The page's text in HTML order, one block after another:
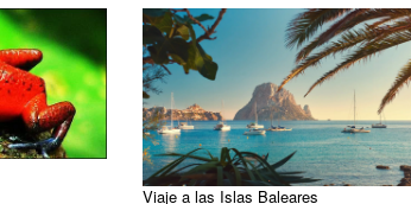
Viaje a las Islas Baleares